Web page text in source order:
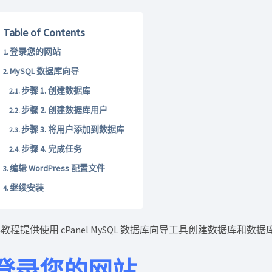
Table of Contents
登录您的网站
MySQL 数据库向导
步骤 1. 创建数据库
步骤 2. 创建数据库用户
步骤 3. 将用户添加到数据库
步骤 4. 完成任务
编辑 WordPress 配置文件
继续安装
程提供使用 cPanel MySQL 数据库向导工具创建数据库和数据